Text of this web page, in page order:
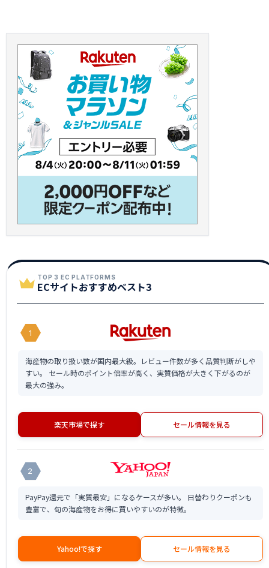
TOP 3 EC PLATFORMS
ECサイトおすすめベスト3
1
海産物の取り扱い数が国内最大級。レビュー件数が多く品質判断がしや
すい。 セール時のポイント倍率が高く、実質価格が大きく下がるのが
最大の強み。
楽天市場で探す セール情報を見る
2
PayPay還元で「実質最安」になるケースが多い。 日替わりクーポンも
豊富で、旬の海産物をお得に買いやすいのが特徴。
Yahoo!で探す セール情報を見る